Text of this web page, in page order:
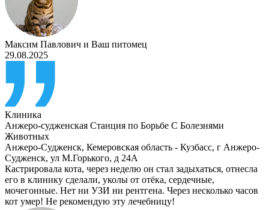
Максим Павлович и Ваш питомец
29.08.2025
Клиника
Анжеро-судженская Станция по Борьбе С Болезнями
Животных
Анжеро-Судженск, Кемеровская область - Кузбасс, г Анжеро-
Судженск, ул М.Горького, д 24А
Кастрировала кота, через неделю он стал задыхаться, отнесла
его в клинику сделали, уколы от отёка, сердечные,
мочегонные. Нет ни УЗИ ни рентгена. Через несколько часов
кот умер! Не рекомендую эту лечебницу!